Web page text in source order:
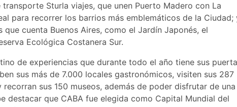
Sturla viajes, que unen Puerto Madero con La
para recorrer los barrios más emblemáticos de la Ciudad;
cuenta Buenos Aires, como el Jardín Japonés, el
Ecológica Costanera Sur.
de experiencias que durante todo el año tiene sus
sus más de 7.000 locales gastronómicos, visiten sus 287
sus 150 museos, además de poder disfrutar de una
destacar que CABA fue elegida como Capital Mundial del